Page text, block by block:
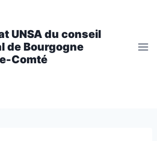
UNSA du conseil
de Bourgogne
Comté